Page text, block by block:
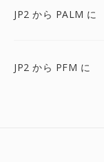
JP2 から PALM に
JP2 から PFM に